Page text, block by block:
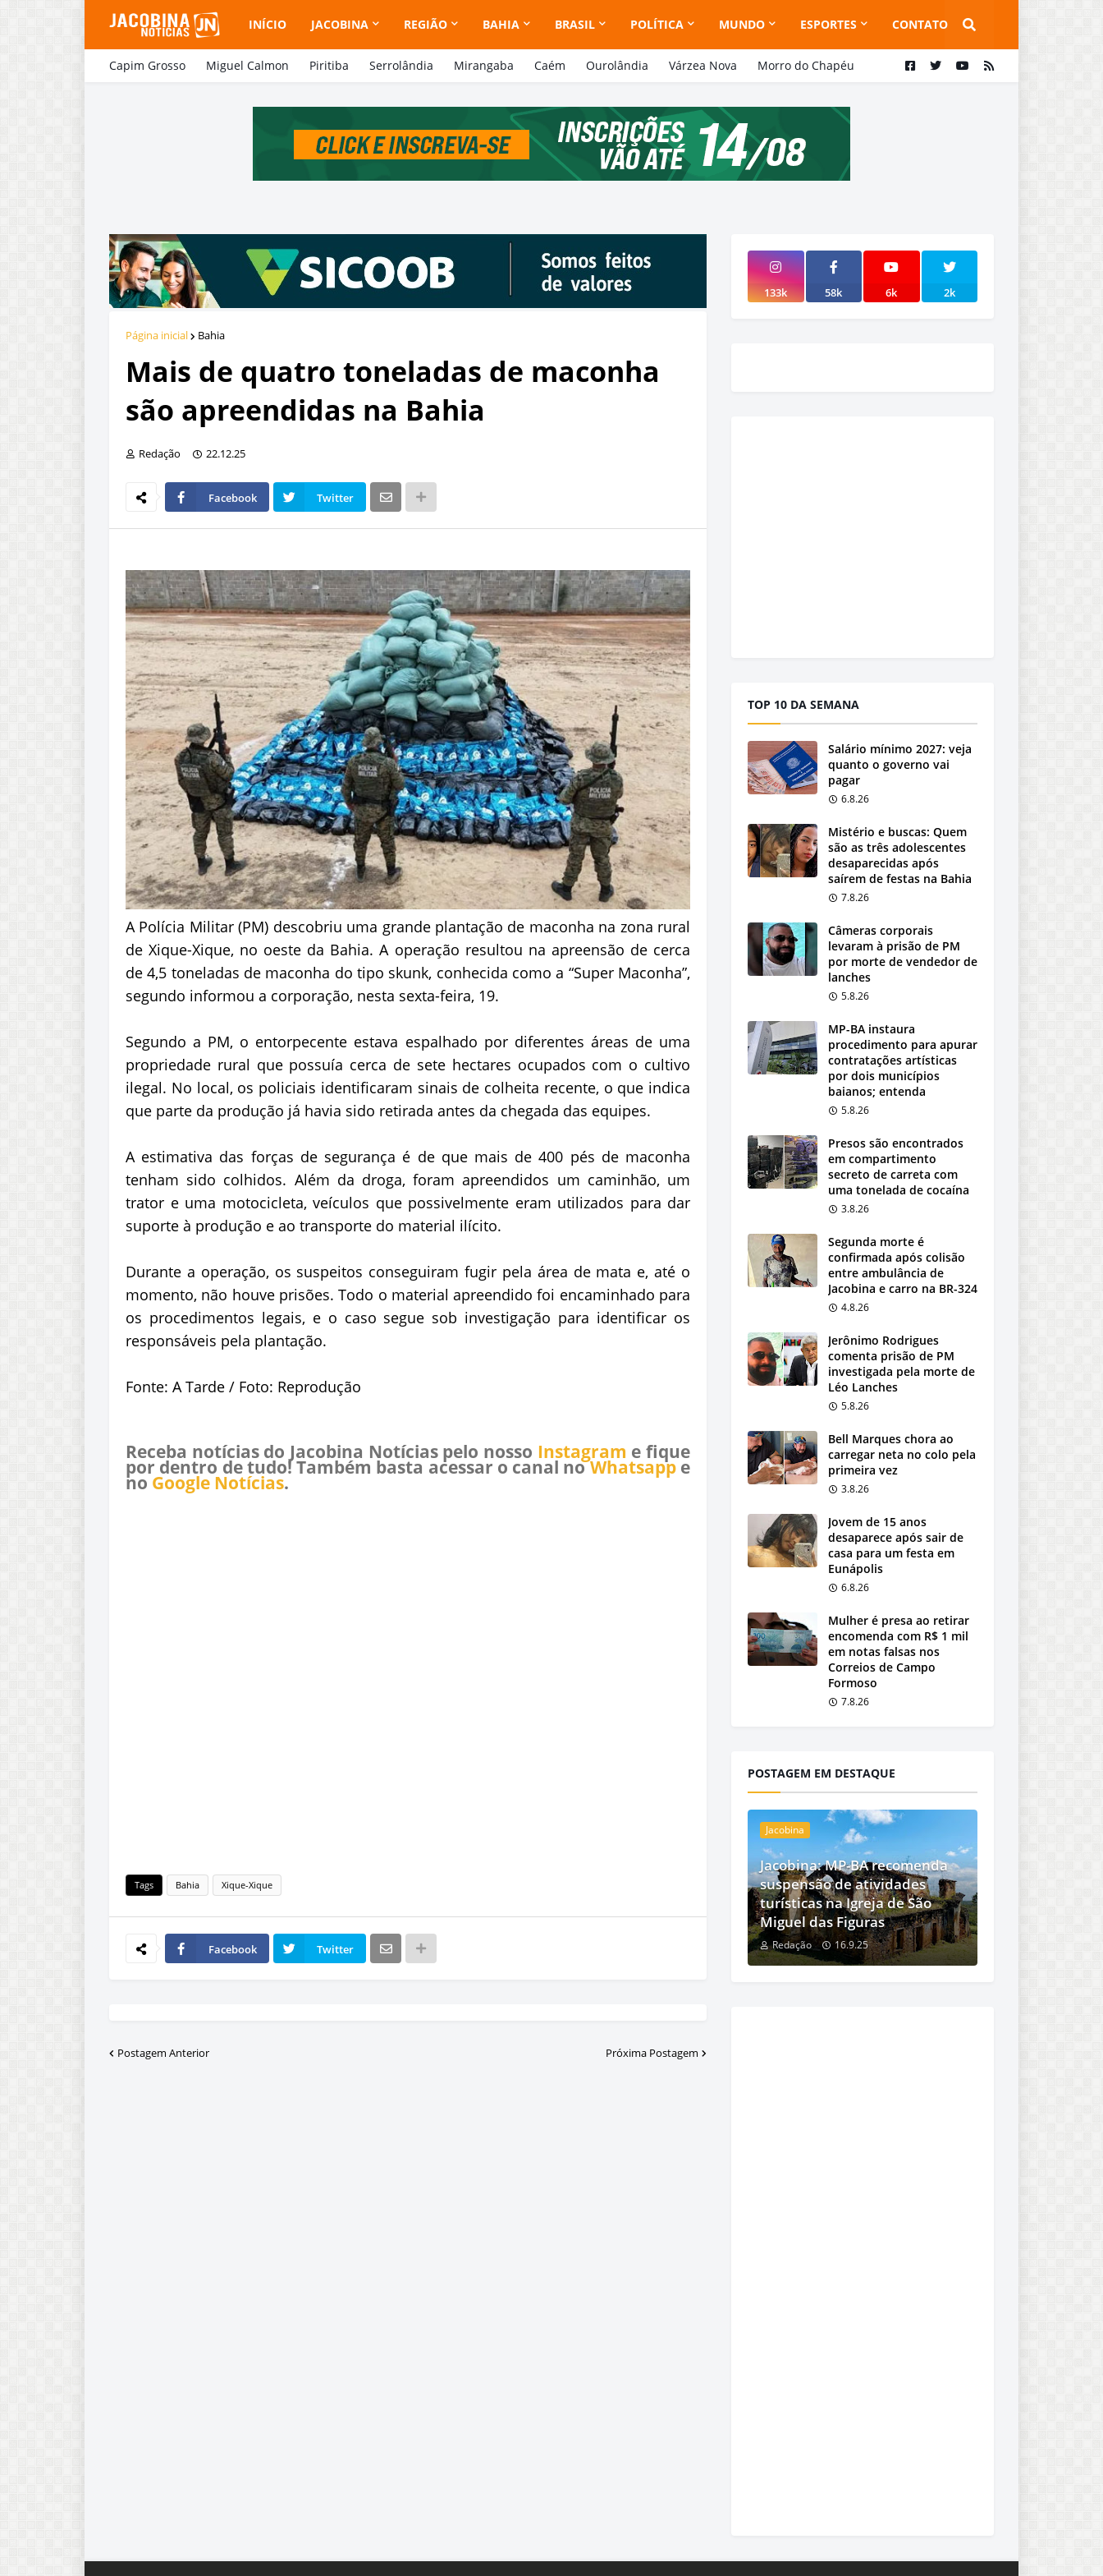
INÍCIO JACOBINA REGIÃO BAHIA BRASIL POLÍTICA MUNDO ESPORTES CONTATO
Capim Grosso Miguel Calmon Piritiba Serrolândia Mirangaba Caém Ourolândia Várzea Nova Morro do Chapéu
Página inicial Bahia
Mais de quatro toneladas de maconha
são apreendidas na Bahia
Redação 22.12.25
Facebook Twitter
A Polícia Militar (PM) descobriu uma grande plantação de maconha na zona rural
de Xique-Xique, no oeste da Bahia. A operação resultou na apreensão de cerca
de 4,5 toneladas de maconha do tipo skunk, conhecida como a “Super Maconha”,
segundo informou a corporação, nesta sexta-feira, 19.
Segundo a PM, o entorpecente estava espalhado por diferentes áreas de uma
propriedade rural que possuía cerca de sete hectares ocupados com o cultivo
ilegal. No local, os policiais identificaram sinais de colheita recente, o que indica
que parte da produção já havia sido retirada antes da chegada das equipes.
A estimativa das forças de segurança é de que mais de 400 pés de maconha
tenham sido colhidos. Além da droga, foram apreendidos um caminhão, um
trator e uma motocicleta, veículos que possivelmente eram utilizados para dar
suporte à produção e ao transporte do material ilícito.
Durante a operação, os suspeitos conseguiram fugir pela área de mata e, até o
momento, não houve prisões. Todo o material apreendido foi encaminhado para
os procedimentos legais, e o caso segue sob investigação para identificar os
responsáveis pela plantação.
Fonte: A Tarde / Foto: Reprodução
Receba notícias do Jacobina Notícias pelo nosso Instagram e fique
por dentro de tudo! Também basta acessar o canal noWhatsappe
no Google Notícias.
Tags Bahia Xique-Xique
Facebook Twitter
Postagem Anterior Próxima Postagem
133k 58k 6k 2k
TOP 10 DA SEMANA
Salário mínimo 2027: veja
quanto o governo vai
pagar
6.8.26
Mistério e buscas: Quem
são as três adolescentes
desaparecidas após
saírem de festas na Bahia
7.8.26
Câmeras corporais
levaram à prisão de PM
por morte de vendedor de
lanches
5.8.26
MP-BA instaura
procedimento para apurar
contratações artísticas
por dois municípios
baianos; entenda
5.8.26
Presos são encontrados
em compartimento
secreto de carreta com
uma tonelada de cocaína
3.8.26
Segunda morte é
confirmada após colisão
entre ambulância de
Jacobina e carro na BR-324
4.8.26
Jerônimo Rodrigues
comenta prisão de PM
investigada pela morte de
Léo Lanches
5.8.26
Bell Marques chora ao
carregar neta no colo pela
primeira vez
3.8.26
Jovem de 15 anos
desaparece após sair de
casa para um festa em
Eunápolis
6.8.26
Mulher é presa ao retirar
encomenda com R$ 1 mil
em notas falsas nos
Correios de Campo
Formoso
7.8.26
POSTAGEM EM DESTAQUE
Jacobina
Jacobina: MP-BA recomenda
suspensão de atividades
turísticas na Igreja de São
Miguel das Figuras
Redação 16.9.25